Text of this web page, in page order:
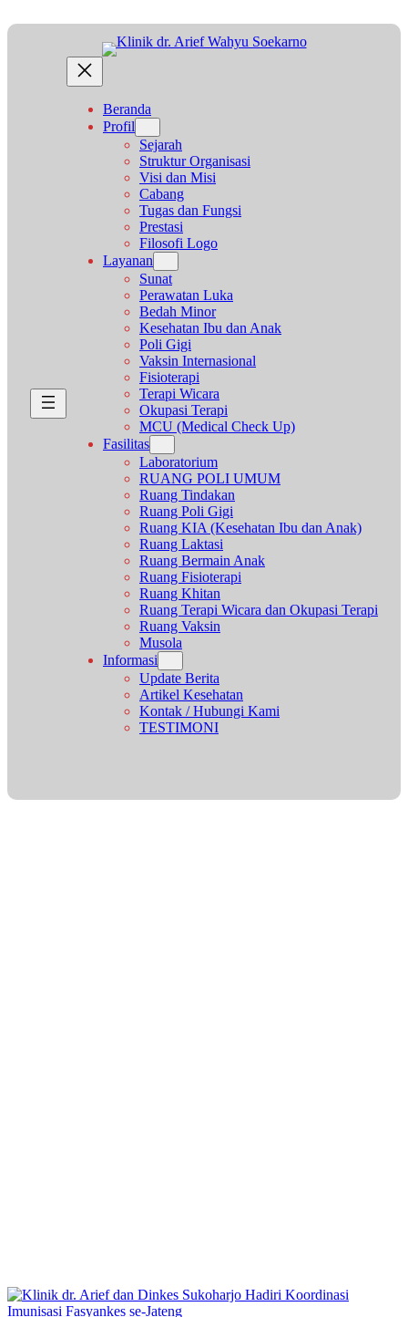
ke
Beranda
Profil
Sejarah
Struktur Organisasi
Visi dan Misi
Cabang
Tugas dan Fungsi
Prestasi
Filosofi Logo
Layanan
Sunat
Perawatan Luka
Bedah Minor
Kesehatan Ibu dan Anak
Poli Gigi
Vaksin Internasional
Fisioterapi
Terapi Wicara
Okupasi Terapi
MCU (Medical Check Up)
Fasilitas
Laboratorium
RUANG POLI UMUM
Ruang Tindakan
Ruang Poli Gigi
Ruang KIA (Kesehatan Ibu dan Anak)
Ruang Laktasi
Ruang Bermain Anak
Ruang Fisioterapi
Ruang Khitan
Ruang Terapi Wicara dan Okupasi Terapi
Ruang Vaksin
Musola
Informasi
Update Berita
Artikel Kesehatan
Kontak / Hubungi Kami
TESTIMONI